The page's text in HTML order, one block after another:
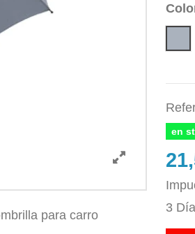
en
3